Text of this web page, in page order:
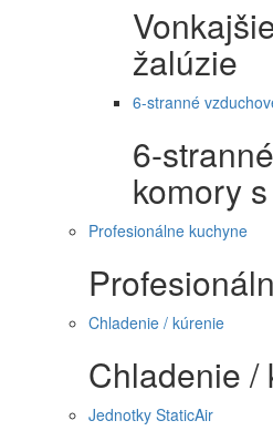
žalúzie
6-stranné
6-
komory
Profesionálne kuchyne
Chladenie / kúrenie
Chladenie /
Jednotky StaticAir